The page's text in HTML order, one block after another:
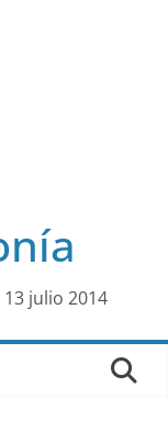
julio 2014